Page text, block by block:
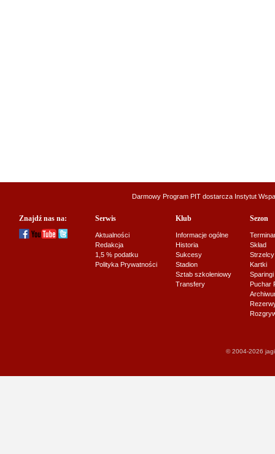
Darmowy Program PIT dostarcza Instytut
Znajdź nas na: Serwis
Aktualności
Redakcja
1,5 % podatku
Polityka Prywatności
Klub
Informacje ogólne
Historia
Sukcesy
Stadion
Sztab szkoleniowy
Transfery
Sezon
Skład
Strzelcy
Kartki
Sparingi
Puchar
© 2004-2026